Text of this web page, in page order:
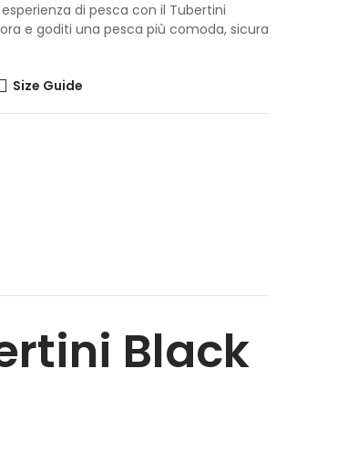
di pesca con il Tubertini
e goditi una pesca più comoda, sicura
Size Guide
Black